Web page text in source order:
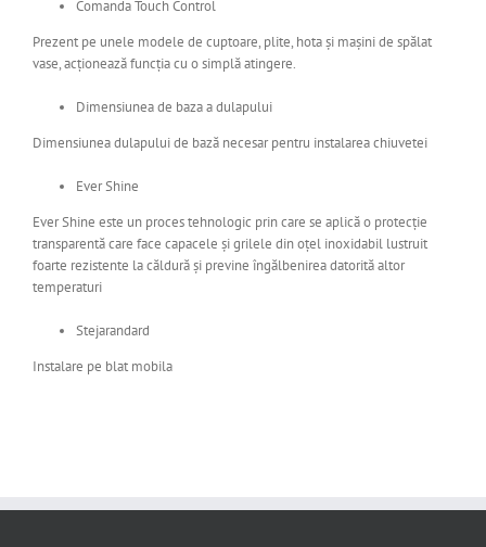
Comanda Touch Control
Prezent pe unele modele de cuptoare, plite, hota și mașini de spălat
vase, acționează funcția cu o simplă atingere.
Dimensiunea de baza a dulapului
Dimensiunea dulapului de bază necesar pentru instalarea chiuvetei
Ever Shine
Ever Shine este un proces tehnologic prin care se aplică o protecție
transparentă care face capacele și grilele din oțel inoxidabil lustruit
foarte rezistente la căldură și previne îngălbenirea datorită altor
temperaturi
Stejarandard
Instalare pe blat mobila